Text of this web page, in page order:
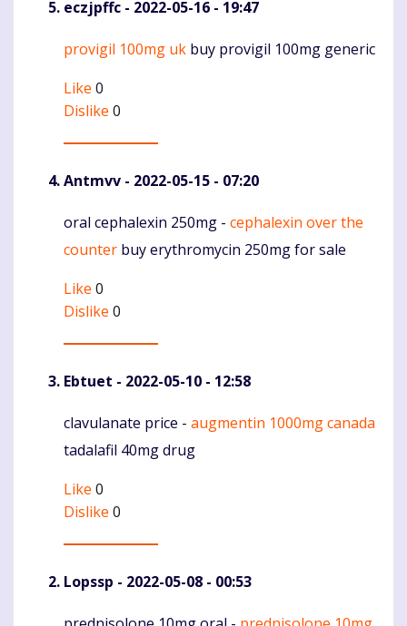
eczjpffc - 2022-05-16 - 19:47
Komentaras
provigil 100mg uk buy provigil 100mg generic
Like 0
Dislike 0
Antmvv - 2022-05-15 - 07:20
Komentaras
oral cephalexin 250mg - cephalexin over the
counter buy erythromycin 250mg for sale
Like 0
Dislike 0
Ebtuet - 2022-05-10 - 12:58
Komentaras
clavulanate price - augmentin 1000mg canada
tadalafil 40mg drug
Like 0
Dislike 0
Lopssp - 2022-05-08 - 00:53